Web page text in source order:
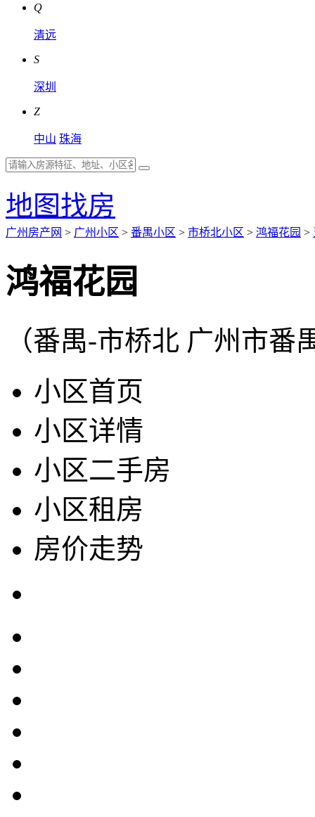
Q
清远
S
深圳
Z
中山 珠海
地图找房
广州房产网 > 广州小区 > 番禺小区 > 市桥北小区 > 鸿福花园 >
鸿福花园
（番禺-市桥北 广州市
小区首页
小区详情
小区二手房
小区租房
房价走势